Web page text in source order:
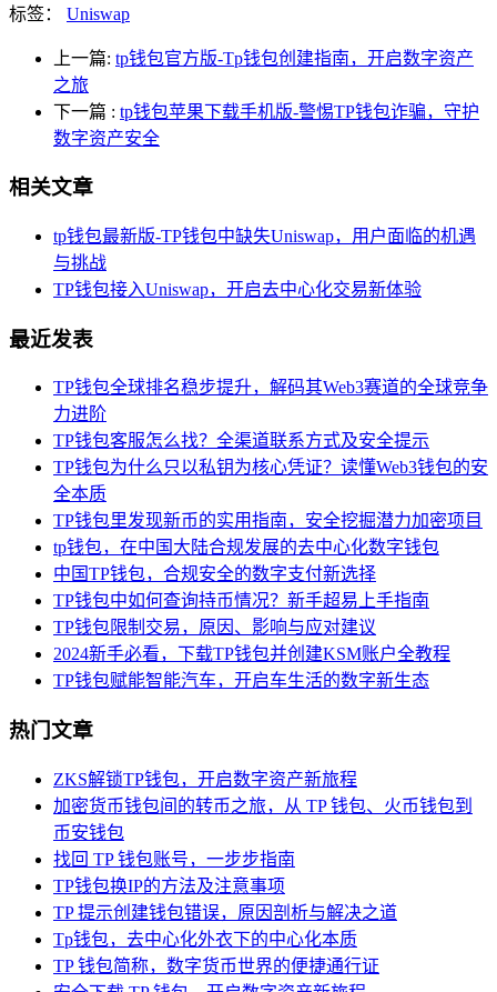
标签： Uniswap
上一篇: tp钱包官方版-Tp钱包创建指南，开启数字资产
之旅
下一篇 : tp钱包苹果下载手机版-警惕TP钱包诈骗，守护
数字资产安全
相关文章
tp钱包最新版-TP钱包中缺失Uniswap，用户面临的机遇
与挑战
TP钱包接入Uniswap，开启去中心化交易新体验
最近发表
TP钱包全球排名稳步提升，解码其Web3赛道的全球竞争
力进阶
TP钱包客服怎么找？全渠道联系方式及安全提示
TP钱包为什么只以私钥为核心凭证？读懂Web3钱包的安
全本质
TP钱包里发现新币的实用指南，安全挖掘潜力加密项目
tp钱包，在中国大陆合规发展的去中心化数字钱包
中国TP钱包，合规安全的数字支付新选择
TP钱包中如何查询持币情况？新手超易上手指南
TP钱包限制交易，原因、影响与应对建议
2024新手必看，下载TP钱包并创建KSM账户全教程
TP钱包赋能智能汽车，开启车生活的数字新生态
热门文章
ZKS解锁TP钱包，开启数字资产新旅程
加密货币钱包间的转币之旅，从 TP 钱包、火币钱包到
币安钱包
找回 TP 钱包账号，一步步指南
TP钱包换IP的方法及注意事项
TP 提示创建钱包错误，原因剖析与解决之道
Tp钱包，去中心化外衣下的中心化本质
TP 钱包简称，数字货币世界的便捷通行证